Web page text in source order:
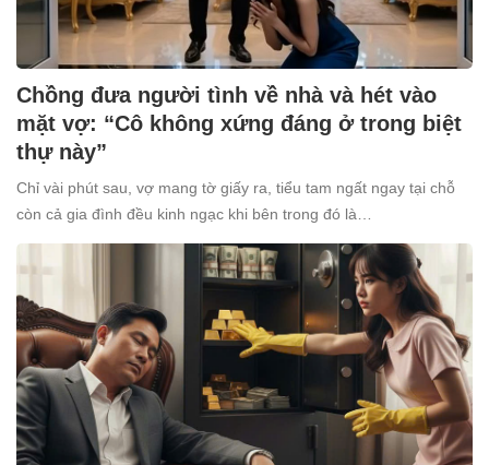
Chồng đưa người tình về nhà và hét vào
mặt vợ: “Cô không xứng đáng ở trong biệt
thự này”
Chỉ vài phút sau, vợ mang tờ giấy ra, tiểu tam ngất ngay tại chỗ
còn cả gia đình đều kinh ngạc khi bên trong đó là…